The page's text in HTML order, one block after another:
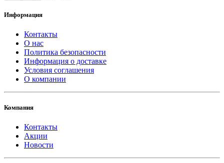
Информация
Контакты
О нас
Политика безопасности
Информация о доставке
Условия соглашения
О компании
Компания
Контакты
Акции
Новости